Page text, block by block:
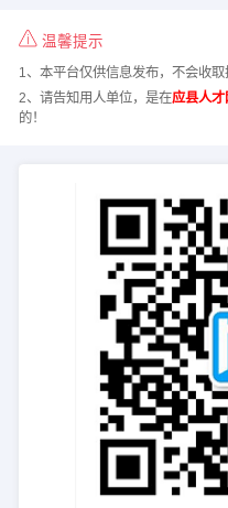
温馨提示
1、本平台仅供信息发布，不会收取
2、请告知用人单位，是在应县人才
的！